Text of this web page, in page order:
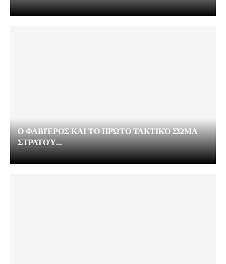
Ο ΦΑΒΙΈΡΟΣ ΚΑΙ ΤΟ ΠΡΏΤΟ ΤΑΚΤΙΚΌ ΣΏΜΑ
ΣΤΡΑΤΟΎ...